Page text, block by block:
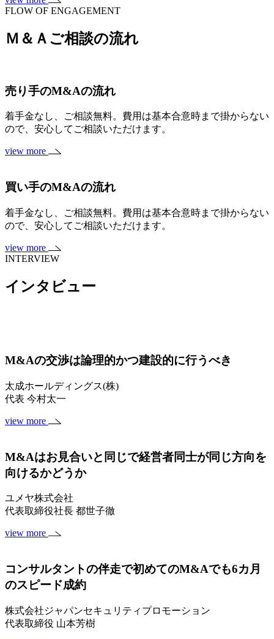
FLOW OF ENGAGEMENT
Ｍ＆Ａご相談の流れ
売り手のM&Aの流れ
着手金なし、ご相談無料。費用は基本合意時まで掛からない
ので、安心してご相談いただけます。
view more
買い手のM&Aの流れ
着手金なし、ご相談無料。費用は基本合意時まで掛からない
ので、安心してご相談いただけます。
view more
INTERVIEW
インタビュー
M&Aの交渉は論理的かつ建設的に行うべき
太成ホールディングス(株)
代表 今村太一
view more
M&Aはお見合いと同じで経営者同士が同じ方向を
向けるかどうか
ユメヤ株式会社
代表取締役社長 都世子徹
view more
コンサルタントの伴走で初めてのM&Aでも6カ月
のスピード成約
株式会社ジャパンセキュリティプロモーション
代表取締役 山本芳樹